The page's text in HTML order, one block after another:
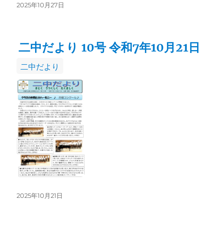
投
2025年10月27日
二中だより 10号 令和7年10月21日
カ
テ
ゴ
リ
ー
二中だより
投
2025年10月21日